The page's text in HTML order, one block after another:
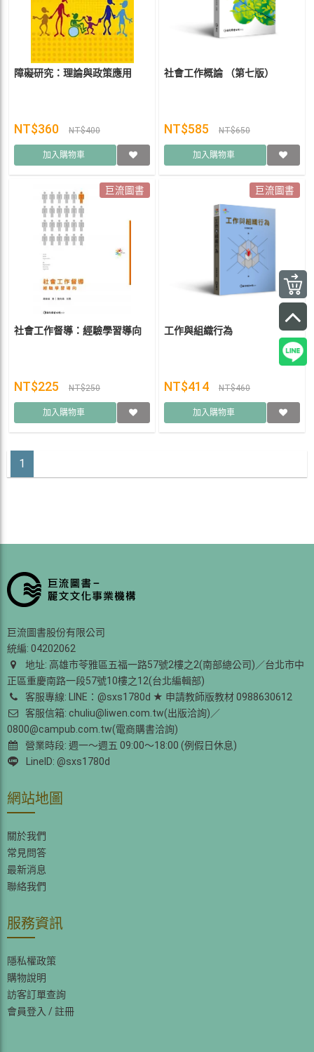
障礙研究：理論與政策應用
NT$360 NT$400
加入購物車
社會工作概論 （第七版）
NT$585 NT$650
加入購物車
巨流圖書
社會工作督導：經驗學習導向
NT$225 NT$250
加入購物車
巨流圖書
工作與組織行為
NT$414 NT$460
加入購物車
1
巨流圖書股份有限公司
統編: 04202062
地址: 高雄市苓雅區五福一路57號2樓之2(南部總公司)／台北市中
正區重慶南路一段57號10樓之12(台北編輯部)
客服專線: LINE：@sxs1780d ★ 申請教師版教材 0988630612
客服信箱: chuliu@liwen.com.tw(出版洽詢)／
0800@campub.com.tw(電商購書洽詢)
營業時段: 週一～週五 09:00～18:00 (例假日休息)
LineID: @sxs1780d
網站地圖
關於我們
常見問答
最新消息
聯絡我們
服務資訊
隱私權政策
購物說明
訪客訂單查詢
會員登入 / 註冊